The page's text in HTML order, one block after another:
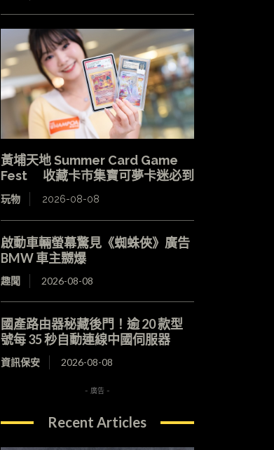
黃埔天地 Summer Card Game
Fest 收藏卡市集寶可夢卡迷必到
玩物 2026-08-08
啟動車輛螢幕驚見《蜘蛛俠》廣告
BMW 車主嬲爆
趣聞 2026-08-08
國產路由器秘藏後門！逾 20 款型
號每 35 秒自動連線中國伺服器
資訊保安 2026-08-08
- 廣告 -
Recent Articles